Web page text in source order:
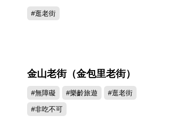
#逛老街
382685
金山老街（金包里老街）
#無障礙 #樂齡旅遊 #逛老街
#非吃不可